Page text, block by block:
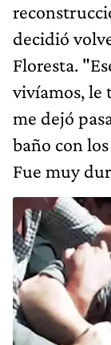
decidió
Floresta.
vivíamos, le
me dejó
baño con
Fue muy